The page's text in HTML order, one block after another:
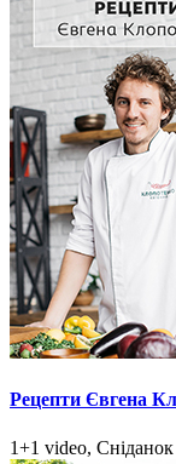
Рецепти Євгена
1+1 video, Сніданок